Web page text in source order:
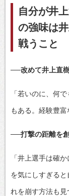
自分が井
の強味は
戦うこと
──改めて井上直
「若いのに、何
もある。経験豊
──打撃の距離を
「井上選手は確
を気にしすぎる
れを崩す方法も